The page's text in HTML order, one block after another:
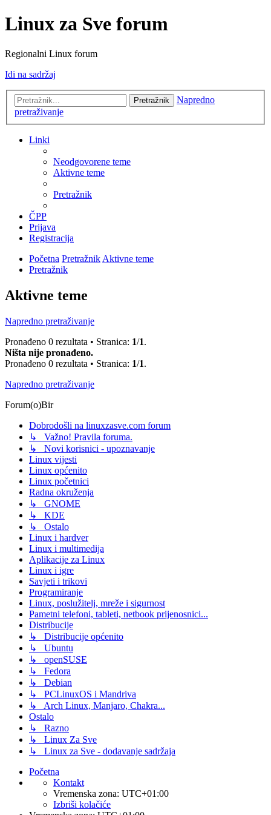
Linux za Sve forum
Regionalni Linux forum
Idi na sadržaj
Pretražnik
Napredno
pretraživanje
Linki
Neodgovorene teme
Aktivne teme
Pretražnik
ČPP
Prijava
Registracija
Početna PretražnikAktivne teme
Pretražnik
Aktivne teme
Napredno pretraživanje
Pronađeno 0 rezultata • Stranica: 1/1.
Ništa nije pronađeno.
Pronađeno 0 rezultata • Stranica: 1/1.
Napredno pretraživanje
Forum(o)Bir
Dobrodošli na linuxzasve.com forum
↳ Važno! Pravila foruma.
↳ Novi korisnici - upoznavanje
Linux vijesti
Linux općenito
Linux početnici
Radna okruženja
↳ GNOME
↳ KDE
↳ Ostalo
Linux i hardver
Linux i multimedija
Aplikacije za Linux
Linux i igre
Savjeti i trikovi
Programiranje
Linux, poslužitelj, mreže i sigurnost
Pametni telefoni, tableti, netbook prijenosnici...
Distribucije
↳ Distribucije općenito
↳ Ubuntu
↳ openSUSE
↳ Fedora
↳ Debian
↳ PCLinuxOS i Mandriva
↳ Arch Linux, Manjaro, Chakra...
Ostalo
↳ Razno
↳ Linux Za Sve
↳ Linux za Sve - dodavanje sadržaja
Početna
Kontakt
Vremenska zona: UTC+01:00
Izbriši kolačiće